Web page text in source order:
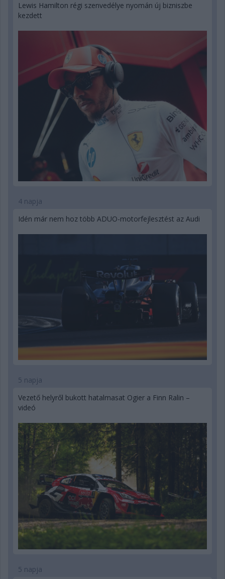
Lewis Hamilton régi szenvedélye nyomán új bizniszbe
kezdett
4 napja
Idén már nem hoz több ADUO-motorfejlesztést az Audi
5 napja
Vezető helyről bukott hatalmasat Ogier a Finn Ralin –
videó
5 napja